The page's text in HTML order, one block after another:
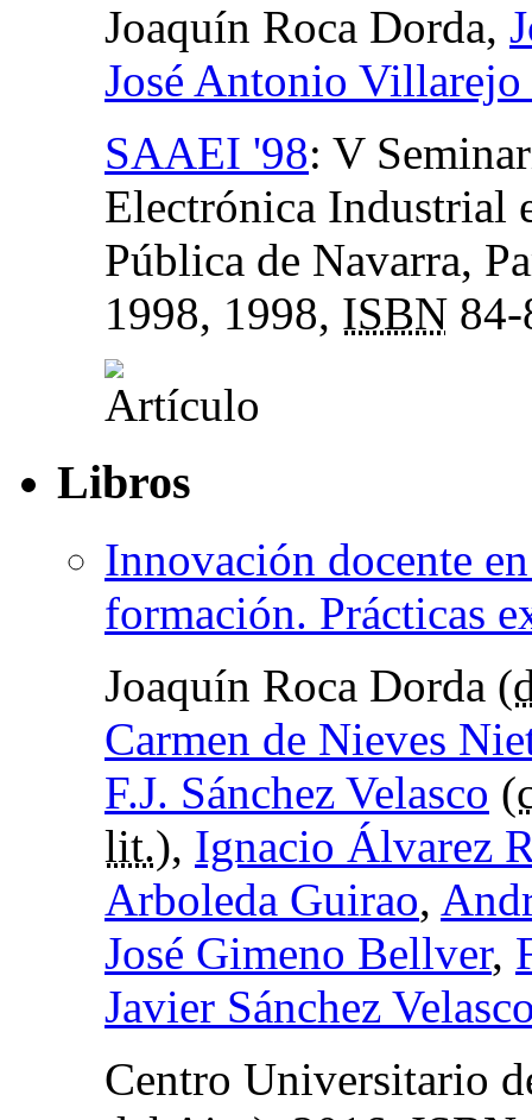
Joaquín Roca Dorda,
José Antonio Villarejo
SAAEI '98: V
Electrónica Industrial
Pública de Navarra,
1998, 1998, ISBN
Libros
Innovación docente
formación. Prácticas
Joaquín Roca Dorda (
Carmen de Nieves
F.J. Sánchez Velasco (
lit.), Ignacio Álvarez
Arboleda Guirao,
José Gimeno Bellver,
Javier Sánchez
Centro Universitario